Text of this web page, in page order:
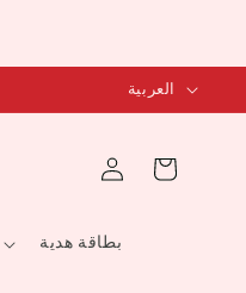
غ
ة
العربية
بطاقة هدية
تسجيل
الدخول
عربة
التسوق